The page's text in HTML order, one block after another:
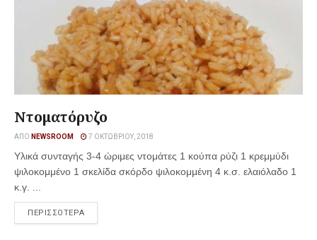
Ντοματόρυζο
ΑΠΌ NEWSROOM 7 ΟΚΤΩΒΡΊΟΥ, 2018
Υλικά συνταγής 3-4 ώριμες ντομάτες 1 κούπα ρύζι 1 κρεμμύδι
ψιλοκομμένο 1 σκελίδα σκόρδο ψιλοκομμένη 4 κ.σ. ελαιόλαδο 1
κ.γ. ...
ΠΕΡΙΣΣΟΤΕΡΑ